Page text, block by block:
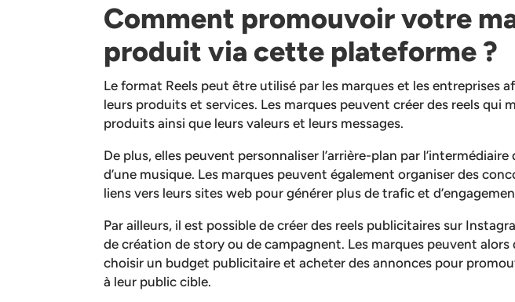
Comment promouvoir votre
produit via cette plateforme ?
Le format Reels peut être utilisé par les marques et les entreprises
leurs produits et services. Les marques peuvent créer des reels qui
produits ainsi que leurs valeurs et leurs messages.
De plus, elles peuvent personnaliser l’arrière-plan par l’intermédiaire
d’une musique. Les marques peuvent également organiser des
liens vers leurs sites web pour générer plus de trafic et
Par ailleurs, il est possible de créer des reels publicitaires sur
de création de story ou de campagnent. Les marques peuvent
choisir un budget publicitaire et acheter des annonces pour
à leur public cible.